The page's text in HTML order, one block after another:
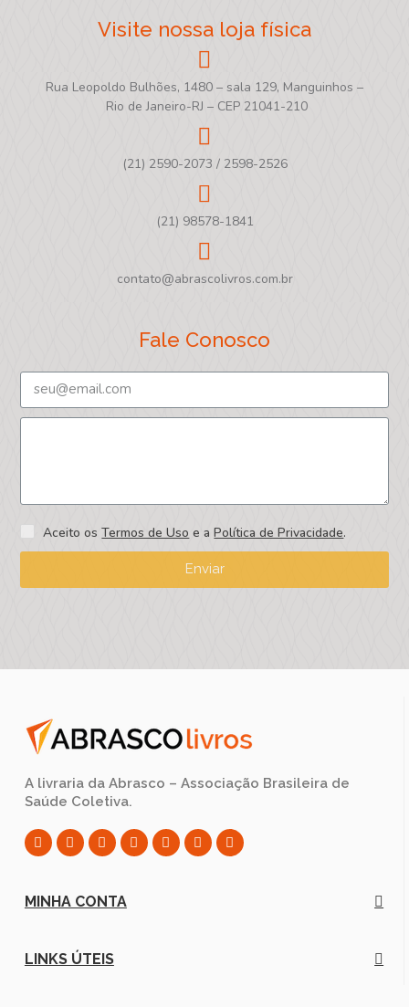
Visite nossa loja física
Rua Leopoldo Bulhões, 1480 – sala 129, Manguinhos –
Rio de Janeiro-RJ – CEP 21041-210
(21) 2590-2073 / 2598-2526
(21) 98578-1841
contato@abrascolivros.com.br
Fale Conosco
Aceito osTermos de Uso e aPolítica de Privacidade.
Enviar
A livraria da Abrasco – Associação Brasileira de
Saúde Coletiva.
MINHA CONTA
LINKS ÚTEIS